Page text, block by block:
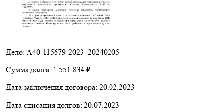
Дело: A40-115679-2023_20240205
Сумма долга: 1 551 834 ₽
Дата заключения договора: 20.02.2023
Дата списания долгов: 20.07.2023